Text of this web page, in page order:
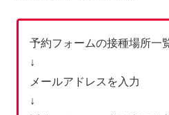
予約フォームの接種場所一
↓
メールアドレスを入力
↓